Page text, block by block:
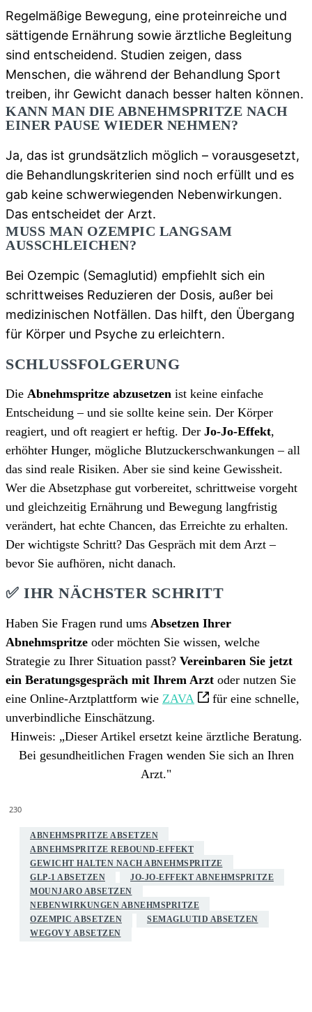
Regelmäßige Bewegung, eine proteinreiche und
sättigende Ernährung sowie ärztliche Begleitung
sind entscheidend. Studien zeigen, dass
Menschen, die während der Behandlung Sport
treiben, ihr Gewicht danach besser halten können.
KANN MAN DIE ABNEHMSPRITZE NACH
EINER PAUSE WIEDER NEHMEN?
Ja, das ist grundsätzlich möglich – vorausgesetzt,
die Behandlungskriterien sind noch erfüllt und es
gab keine schwerwiegenden Nebenwirkungen.
Das entscheidet der Arzt.
MUSS MAN OZEMPIC LANGSAM
AUSSCHLEICHEN?
Bei Ozempic (Semaglutid) empfiehlt sich ein
schrittweises Reduzieren der Dosis, außer bei
medizinischen Notfällen. Das hilft, den Übergang
für Körper und Psyche zu erleichtern.
SCHLUSSFOLGERUNG
Die Abnehmspritze abzusetzen ist keine einfache
Entscheidung – und sie sollte keine sein. Der Körper
reagiert, und oft reagiert er heftig. Der Jo-Jo-Effekt,
erhöhter Hunger, mögliche Blutzuckerschwankungen – all
das sind reale Risiken. Aber sie sind keine Gewissheit.
Wer die Absetzphase gut vorbereitet, schrittweise vorgeht
und gleichzeitig Ernährung und Bewegung langfristig
verändert, hat echte Chancen, das Erreichte zu erhalten.
Der wichtigste Schritt? Das Gespräch mit dem Arzt –
bevor Sie aufhören, nicht danach.
✅ IHR NÄCHSTER SCHRITT
Haben Sie Fragen rund ums Absetzen Ihrer
Abnehmspritze oder möchten Sie wissen, welche
Strategie zu Ihrer Situation passt? Vereinbaren Sie jetzt
ein Beratungsgespräch mit Ihrem Arzt oder nutzen Sie
eine Online-Arztplattform wie ZAVA
für eine schnelle,
unverbindliche Einschätzung.
Hinweis: „Dieser Artikel ersetzt keine ärztliche Beratung.
Bei gesundheitlichen Fragen wenden Sie sich an Ihren
Arzt."
230
ABNEHMSPRITZE ABSETZEN
ABNEHMSPRITZE REBOUND-EFFEKT
GEWICHT HALTEN NACH ABNEHMSPRITZE
GLP-1 ABSETZEN
JO-JO-EFFEKT ABNEHMSPRITZE
MOUNJARO ABSETZEN
NEBENWIRKUNGEN ABNEHMSPRITZE
OZEMPIC ABSETZEN
SEMAGLUTID ABSETZEN
WEGOVY ABSETZEN